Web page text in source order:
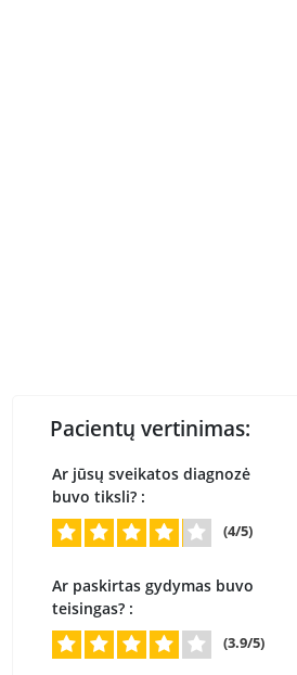
Pacientų vertinimas:
Ar jūsų sveikatos diagnozė
buvo tiksli? :
(4/5)
Ar paskirtas gydymas buvo
teisingas? :
(3.9/5)